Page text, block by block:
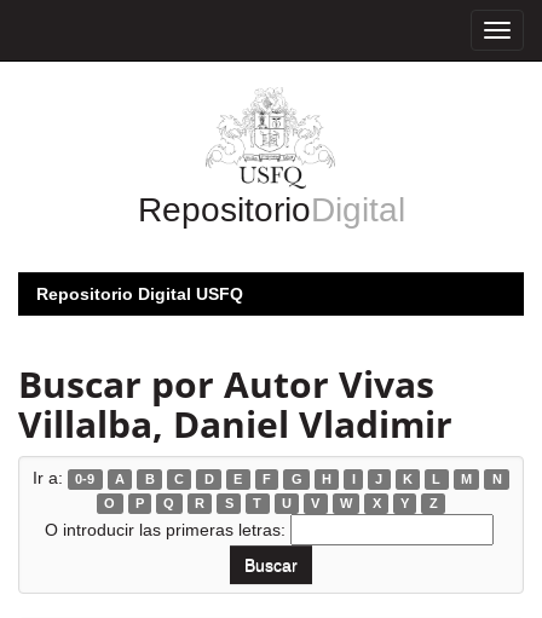
RepositorioDigital
Repositorio Digital USFQ
Buscar por Autor Vivas
Villalba, Daniel Vladimir
Ir a: 0-9 A B C D E F G H I J K L M
N
O
P Q R S T U V W X Y Z
O introducir las primeras letras: